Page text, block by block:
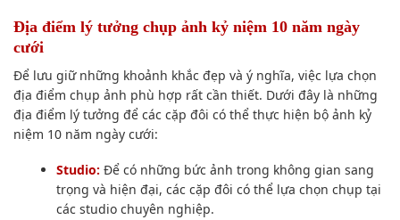
Địa điểm lý tưởng chụp ảnh kỷ niệm 10 năm ngày
cưới
Để lưu giữ những khoảnh khắc đẹp và ý nghĩa, việc lựa chọn
địa điểm chụp ảnh phù hợp rất cần thiết. Dưới đây là những
địa điểm lý tưởng để các cặp đôi có thể thực hiện bộ ảnh kỷ
niệm 10 năm ngày cưới:
Studio: Để có những bức ảnh trong không gian sang
trọng và hiện đại, các cặp đôi có thể lựa chọn chụp tại
các studio chuyên nghiệp.